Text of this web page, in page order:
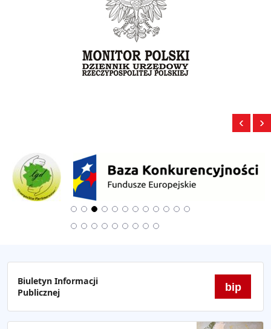
‹ ›
Biuletyn Informacji
Publicznej
bip